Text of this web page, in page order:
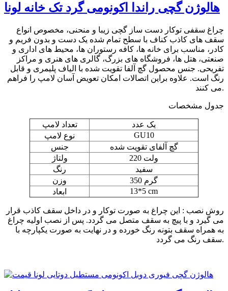
هالوژن گچی راندا اکونومی گرد تک خانه لونا
چراغ سقفی توکار دست ساز گچی زیبا و منحنی، مخصوص انواع
سقف های کاذب کناف با سطح تمام شده یک دست و بدون فریم و
کادر، مناسب برای خانه ها، کافه رستوران ها، محیط های اداری و
صنعتی، هتل ها، فروشگاه های بزرگ، گالری های هنری و مراکز
تفریحی. جنس محصول گچ آلفا تقویت شده با الیاف پلیمری و قابل
رنگ است. علاوه براین اتصالات امکان تعویض آسان لامپ را فراهم
می کنند.
جدول مشخصات
تعداد لامپ
یک عدد
نوع لامپ
GU10
جنس
گچ آلفای تقویت شده
ولتاژ
220 ولت
رنگ
سفید
وزن
350 گرم
ابعاد
13*5 cm
روش نصب : این چراغ به صورت توکار و در داخل سقف کاذب قرار
می گیرد و با پیچ به سقف متصل می گردد. پس از نصب اولیه چراغ
به همراه سقف بتونه رنگ خورده و در نهایت به صورت یکپارچه با
سقف رنگ می گردد.